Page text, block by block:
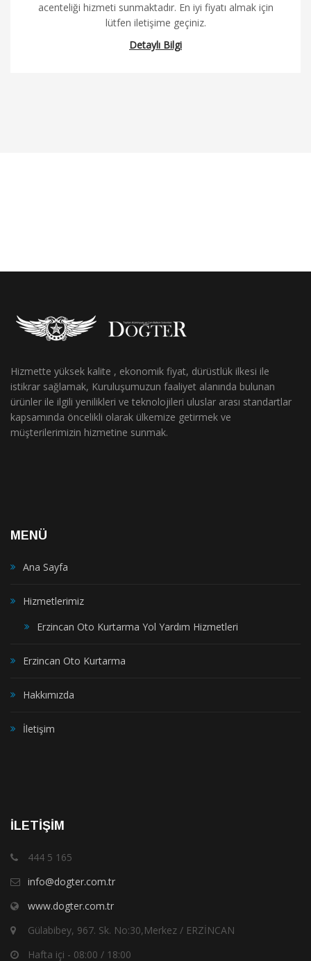
acenteliği hizmeti sunmaktadır. En iyi fiyatı almak için
lütfen iletişime geçiniz.
Detaylı Bilgi
Hizmette yüksek kalite , ekonomik fiyat, dürüstlük ilkesi ile
istikrar sağlamak, Kuruluşumuzun faaliyet alanında bulunan
ürünler ile ilgili yenilikleri ve teknolojileri uluslar arası standartlar
kapsamında öncelikli olarak ülkemize getirmek ve
müşterilerimizin hizmetine sunmak.
MENÜ
Ana Sayfa
Hizmetlerimiz
Erzincan Oto Kurtarma Yol Yardım Hizmetleri
Erzincan Oto Kurtarma
Hakkımızda
İletişim
İLETİŞİM
444 5 165
info@dogter.com.tr
www.dogter.com.tr
Gülabibey, 967. Sk. No:30,Merkez / ERZİNCAN
Hafta içi - 08:00 / 18:00